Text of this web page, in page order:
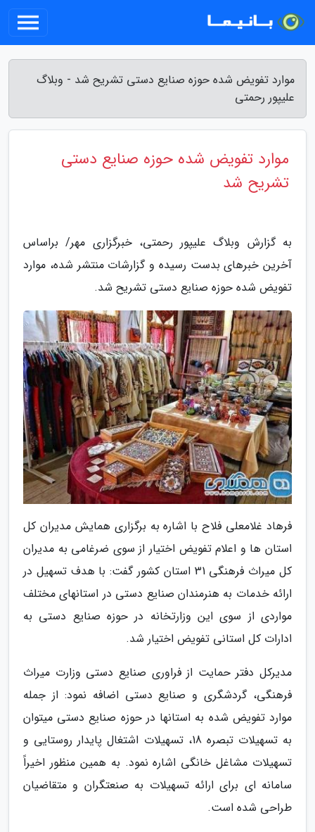
موارد تفویض شده حوزه صنایع دستی تشریح شد - وبلاگ
علیپور رحمتی
موارد تفویض شده حوزه صنایع دستی
تشریح شد
به گزارش وبلاگ علیپور رحمتی، خبرگزاری مهر/ براساس
آخرین خبرهای بدست رسیده و گزارشات منتشر شده، موارد
تفویض شده حوزه صنایع دستی تشریح شد.
فرهاد غلامعلی فلاح با اشاره به برگزاری همایش مدیران کل
استان ها و اعلام تفویض اختیار از سوی ضرغامی به مدیران
کل میراث فرهنگی 31 استان کشور گفت: با هدف تسهیل در
ارائه خدمات به هنرمندان صنایع دستی در استانهای مختلف
مواردی از سوی این وزارتخانه در حوزه صنایع دستی به
ادارات کل استانی تفویض اختیار شد.
مدیرکل دفتر حمایت از فراوری صنایع دستی وزارت میراث
فرهنگی، گردشگری و صنایع دستی اضافه نمود: از جمله
موارد تفویض شده به استانها در حوزه صنایع دستی میتوان
به تسهیلات تبصره 18، تسهیلات اشتغال پایدار روستایی و
تسهیلات مشاغل خانگی اشاره نمود. به همین منظور اخیراً
سامانه ای برای ارائه تسهیلات به صنعتگران و متقاضیان
طراحی شده است.